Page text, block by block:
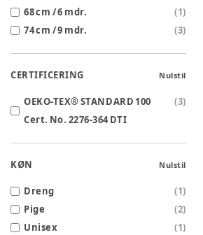
68 cm / 6 mdr.
(1)
74 cm / 9 mdr.
(3)
CERTIFICERING Nulstil
OEKO-TEX® STANDARD 100
Cert. No. 2276-364 DTI
(3)
KØN Nulstil
Dreng (1)
Pige
(2)
Unisex
(1)